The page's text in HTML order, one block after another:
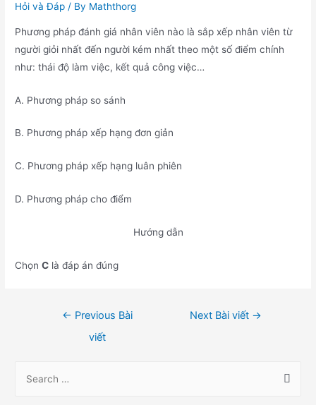
Hỏi và Đáp / By Maththorg
Phương pháp đánh giá nhân viên nào là sắp xếp nhân viên từ
người giỏi nhất đến người kém nhất theo một số điểm chính
như: thái độ làm việc, kết quả công việc…
A. Phương pháp so sánh
B. Phương pháp xếp hạng đơn giản
C. Phương pháp xếp hạng luân phiên
D. Phương pháp cho điểm
Hướng dẫn
ChọnC là đáp án đúng
← Previous Bài
viết
Next Bài viết →